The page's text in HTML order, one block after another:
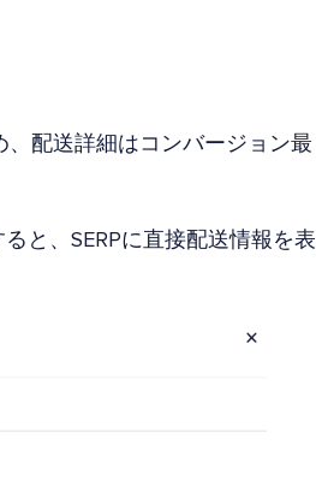
配送詳細はコンバージョン最
と、SERPに直接配送情報を表